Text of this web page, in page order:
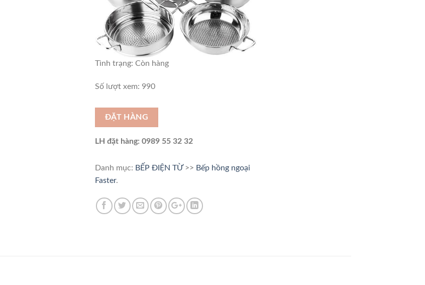
Tình trạng: Còn hàng
Số lượt xem: 990
ĐẶT HÀNG
LH đặt hàng: 0989 55 32 32
Danh mục: BẾP ĐIỆN TỪ>> Bếp hồng ngoại
Faster.